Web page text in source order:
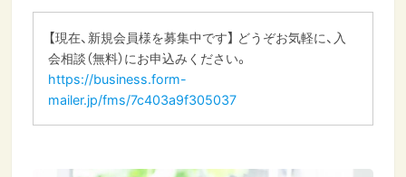
【現在、新規会員様を募集中です】 どうぞお気軽に、入
会相談（無料）にお申込みください。
https://business.form-
mailer.jp/fms/7c403a9f305037